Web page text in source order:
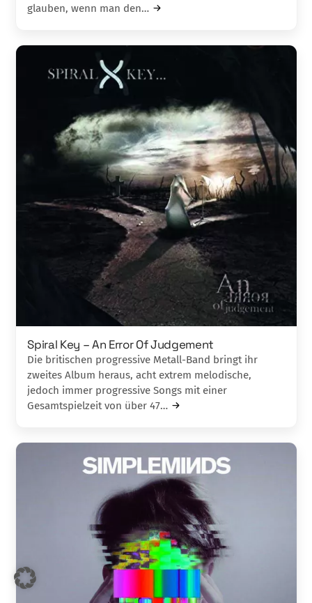
glauben, wenn man den…
Spiral Key – An Error Of Judgement
Die britischen progressive Metall-Band bringt ihr
zweites Album heraus, acht extrem melodische,
jedoch immer progressive Songs mit einer
Gesamtspielzeit von über 47…